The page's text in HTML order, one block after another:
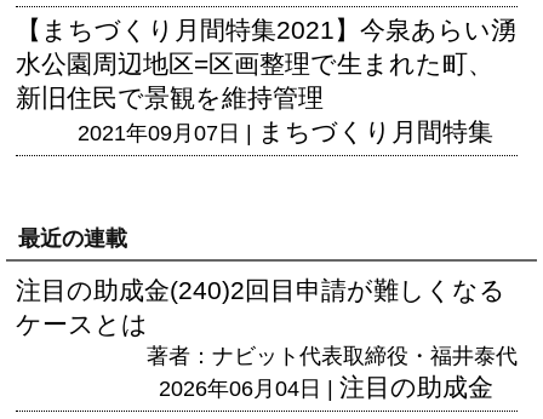
【まちづくり月間特集2021】今泉あらい湧
水公園周辺地区=区画整理で生まれた町、
新旧住民で景観を維持管理
2021年09月07日 | まちづくり月間特集
最近の連載
注目の助成金(240)2回目申請が難しくなる
ケースとは
著者：ナビット代表取締役・福井泰代
2026年06月04日 | 注目の助成金